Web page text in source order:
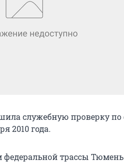
служебную проверку
2010 года.
трассы